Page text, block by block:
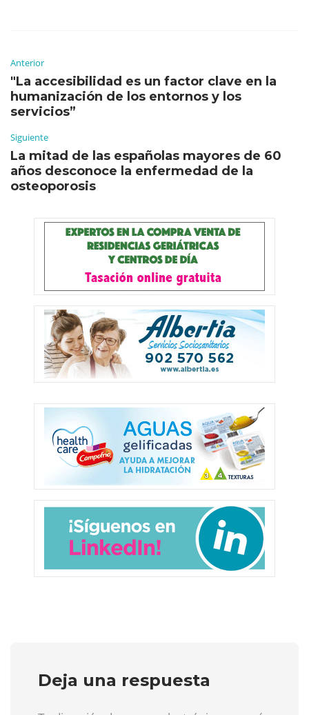
Anterior
"La accesibilidad es un factor clave en la
humanización de los entornos y los
servicios”
Siguiente
La mitad de las españolas mayores de 60
años desconoce la enfermedad de la
osteoporosis
Deja una respuesta